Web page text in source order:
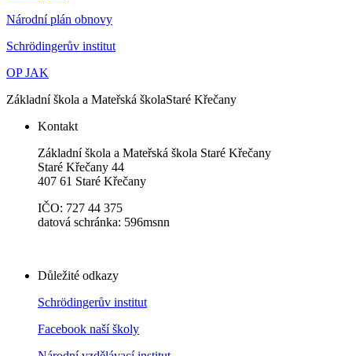
Národní plán obnovy
Schrödingerův institut
OP JAK
Základní škola a Mateřská školaStaré Křečany
Kontakt
Základní škola a Mateřská škola Staré Křečany
Staré Křečany 44
407 61 Staré Křečany
IČO: 727 44 375
datová schránka: 596msnn
Důležité odkazy
Schrödingerův institut
Facebook naší školy